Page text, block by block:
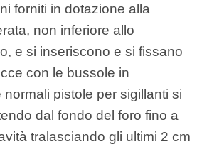
forniti in dotazione alla
non inferiore allo
e si inseriscono e si fissano
con le bussole in
pistole per sigillanti si
dal fondo del foro fino a
tralasciando gli ultimi 2 cm